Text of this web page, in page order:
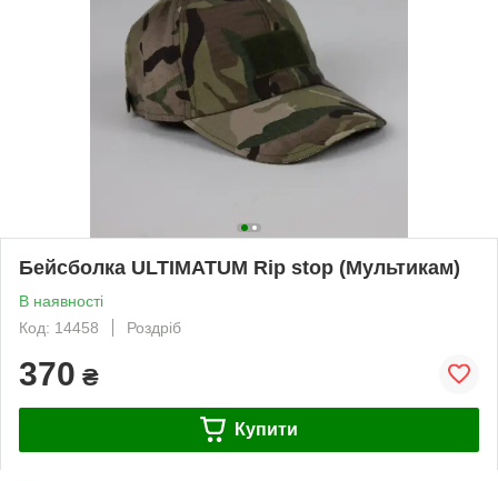
Бейсболка ULTIMATUM Rip stop (Мультикам)
В наявності
Код: 14458
Роздріб
370 ₴
Купити